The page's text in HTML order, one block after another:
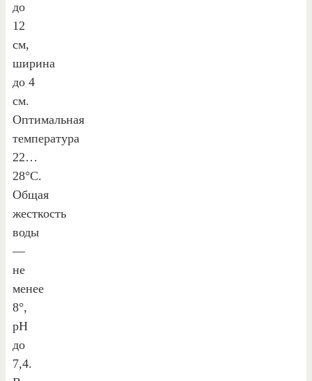
до
12
см,
ширина
до 4
см.
Оптимальная
температура
22…
28°С.
Общая
жесткость
воды
—
не
менее
8°,
рН
до
7,4.